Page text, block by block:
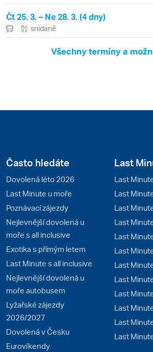
Čt 25. 3. – Ne 28. 3. (4 dny)
snídaně
Všechny termíny a
Často hledáte
Dovolená léto 2026
Last Minute u moře
Poznávací zájezdy
Nejlevnější dovolená u
moře s all inclusive
Exotika s přímým letem
Last Minute s all inclusive
Nejlevnější dovolená u
moře autobusem
Lyžařské zájezdy
2026/2027
Dovolená v Česku
Eurovíkendy
Last
Last
Last
Last
Last
Last
Last
Last
Last
Last
Last
Last
Last